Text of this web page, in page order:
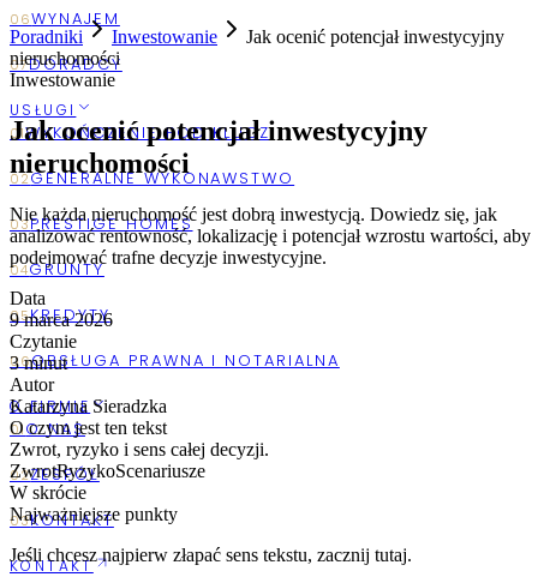
USŁUGI
O FIRMIE
KONTAKT
Poradniki Inwestowanie
Jak ocenić potencjał inwestycyjny
nieruchomości
Inwestowanie
Jak ocenić potencjał inwestycyjny
nieruchomości
Nie każda nieruchomość jest dobrą inwestycją. Dowiedz się, jak
analizować rentowność, lokalizację i potencjał wzrostu wartości, aby
podejmować trafne decyzje inwestycyjne.
Data
9 marca 2026
Czytanie
3minut
Autor
Katarzyna Sieradzka
O czym jest ten tekst
Zwrot, ryzyko i sens całej decyzji.
ZwrotRyzykoScenariusze
W skrócie
Najważniejsze punkty
Jeśli chcesz najpierw złapać sens tekstu, zacznij tutaj.